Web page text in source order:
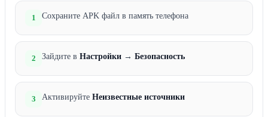
1 Сохраните APK файл в память телефона
2 Зайдите в Настройки → Безопасность
3 Активируйте Неизвестные источники